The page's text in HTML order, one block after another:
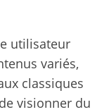
utilisateur
variés,
classiques
visionner du